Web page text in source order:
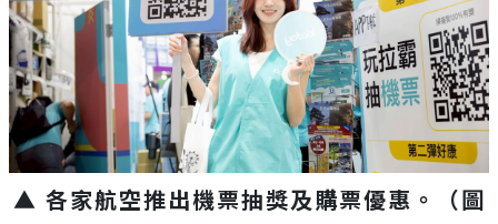
▲ 各家航空推出機票抽獎及購票優惠。（圖